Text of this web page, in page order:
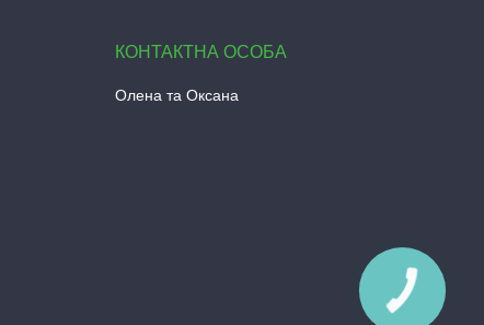
Олена та Оксана
КНОПКА
ЗВ'ЯЗКУ